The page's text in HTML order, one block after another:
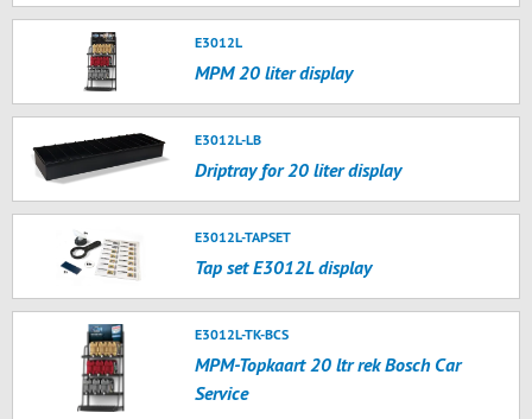
E3012L
MPM 20 liter display
E3012L-LB
Driptray for 20 liter display
E3012L-TAPSET
Tap set E3012L display
E3012L-TK-BCS
MPM-Topkaart 20 ltr rek Bosch Car
Service